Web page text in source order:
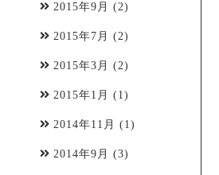
2015年9月 (2)
2015年7月 (2)
2015年3月 (2)
2015年1月 (1)
2014年11月 (1)
2014年9月 (3)